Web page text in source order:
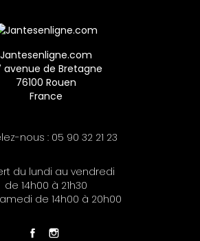
Jantesenligne.com
avenue de Bretagne
76100 Rouen
France
nous : 05 90 32 21 23
du lundi au vendredi
de 14h00 à 21h30
de 14h00 à 20h00